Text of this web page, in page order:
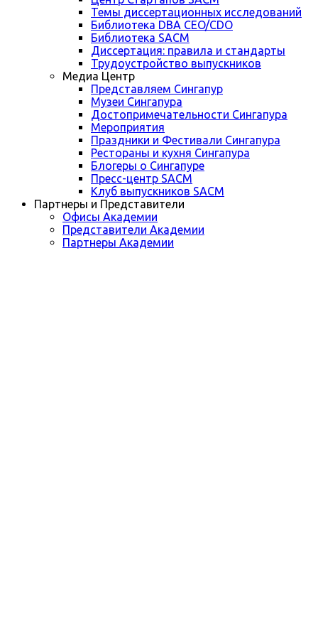
Темы диссертационных исследований
Библиотека DBA CEO/CDO
Библиотека SACM
Диссертация: правила и стандарты
Трудоустройство выпускников
Медиа Центр
Представляем Сингапур
Музеи Сингапура
Достопримечательности Сингапура
Мероприятия
Праздники и Фестивали Сингапура
Рестораны и кухня Сингапура
Блогеры о Сингапуре
Пресс-центр SACM
Клуб выпускников SACM
Партнеры и Представители
Офисы Академии
Представители Академии
Партнеры Академии